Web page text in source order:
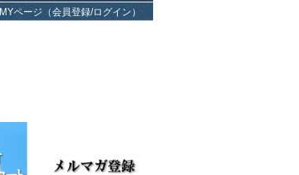
MYページ（会員登録/ログイン）